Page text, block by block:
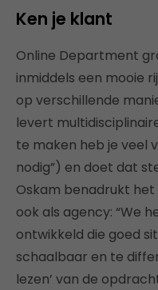
Ken je klant
Online Department
inmiddels een mooie
op verschillende
levert
te maken heb je veel
nodig”) en doet dat
Oskam benadrukt
ook als agency: “We
ontwikkeld die goed
schaalbaar en te
lezen’ van de